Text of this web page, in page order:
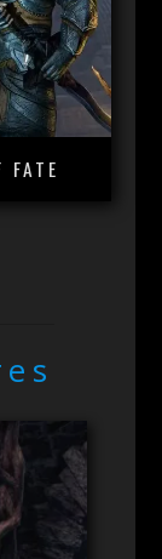
FATE